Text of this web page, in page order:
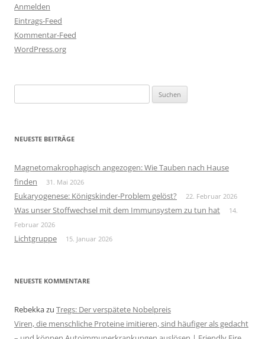
Anmelden
Eintrags-Feed
Kommentar-Feed
WordPress.org
nach:
NEUESTE BEITRÄGE
Magnetomakrophagisch angezogen: Wie Tauben nach Hause
finden
31. Mai 2026
Eukaryogenese: Königskinder-Problem gelöst? 22. Februar 2026
Was unser Stoffwechsel mit dem Immunsystem zu tun hat
14.
Februar 2026
Lichtgruppe 15. Januar 2026
NEUESTE KOMMENTARE
Rebekkazu Tregs: Der verspätete Nobelpreis
Viren, die menschliche Proteine imitieren, sind häufiger als gedacht